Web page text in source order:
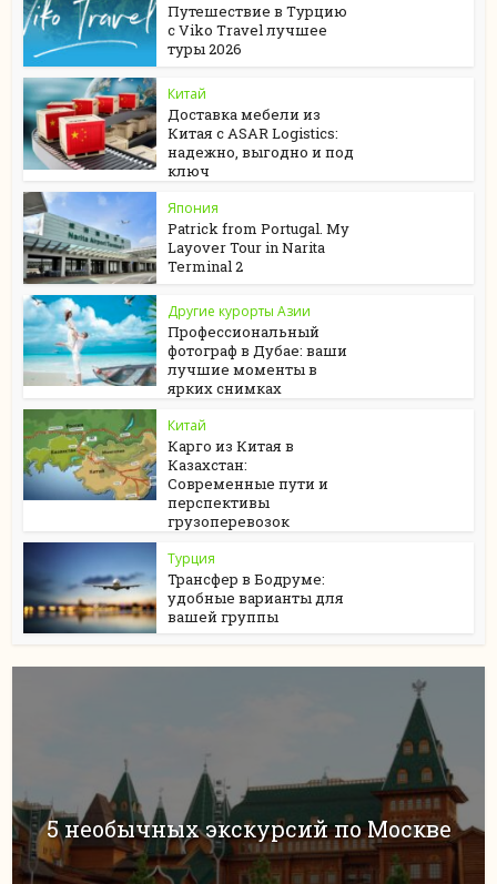
Путешествие в Турцию
с Viko Travel лучшее
туры 2026
Китай
Доставка мебели из
Китая с ASAR Logistics:
надежно, выгодно и под
ключ
Япония
Patrick from Portugal. My
Layover Tour in Narita
Terminal 2
Другие курорты Азии
Профессиональный
фотограф в Дубае: ваши
лучшие моменты в
ярких снимках
Китай
Карго из Китая в
Казахстан:
Современные пути и
перспективы
грузоперевозок
Турция
Трансфер в Бодруме:
удобные варианты для
вашей группы
5 необычных экскурсий по Москве